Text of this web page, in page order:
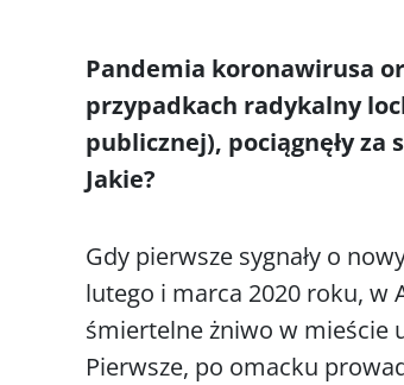
Pandemia koronawirusa
przypadkach radykalny
publicznej), pociągnęły
Jakie?
Gdy pierwsze sygnały o
lutego i marca 2020 roku, w
śmiertelne żniwo w mieście
Pierwsze, po omacku